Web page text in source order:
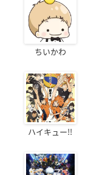
ちいかわ
ハイキュー!!